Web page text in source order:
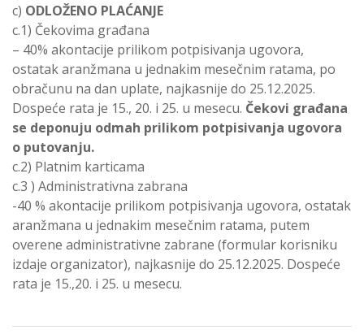
c) ODLOŽENO PLAĆANJE
c.1) Čekovima građana
– 40% akontacije prilikom potpisivanja ugovora,
ostatak aranžmana u jednakim mesečnim ratama, po
obračunu na dan uplate, najkasnije do 25.12.2025.
Dospeće rata je 15., 20. i 25. u mesecu. Čekovi građana
se deponuju odmah prilikom potpisivanja ugovora
o putovanju.
c.2) Platnim karticama
c.3 ) Administrativna zabrana
-40 % akontacije prilikom potpisivanja ugovora, ostatak
aranžmana u jednakim mesečnim ratama, putem
overene administrativne zabrane (formular korisniku
izdaje organizator), najkasnije do 25.12.2025. Dospeće
rata je 15.,20. i 25. u mesecu.